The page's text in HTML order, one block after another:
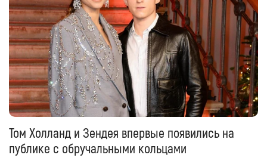
Том Холланд и Зендея впервые появились на
публике с обручальными кольцами